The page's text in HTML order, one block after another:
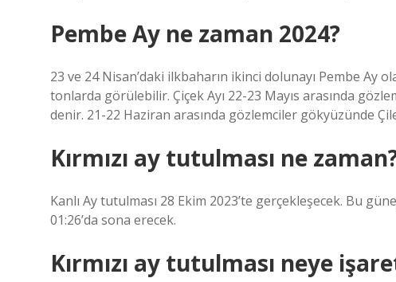
Pembe Ay ne zaman 2024?
23 ve 24 Nisan’daki ilkbaharın ikinci dolunayı Pembe Ay
tonlarda görülebilir. Çiçek Ayı 22-23 Mayıs arasında
denir. 21-22 Haziran arasında gözlemciler gökyüzünde
Kırmızı ay tutulması ne
Kanlı Ay tutulması 28 Ekim 2023’te gerçekleşecek. Bu
01:26’da sona erecek.
Kırmızı ay tutulması neye